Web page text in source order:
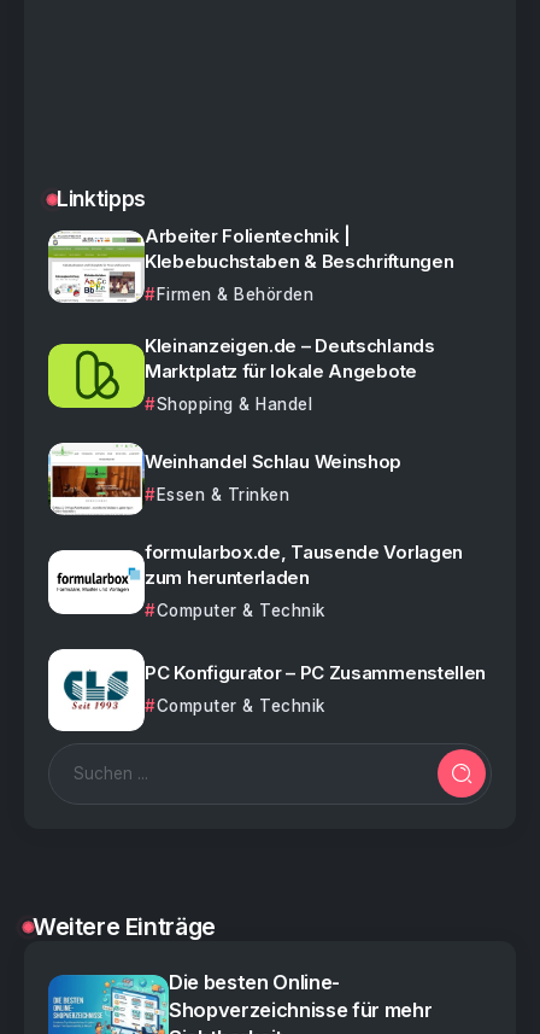
Linktipps
Arbeiter Folientechnik |
Klebebuchstaben & Beschriftungen
Firmen & Behörden
Kleinanzeigen.de – Deutschlands
Marktplatz für lokale Angebote
Shopping & Handel
Weinhandel Schlau Weinshop
Essen & Trinken
formularbox.de, Tausende Vorlagen
zum herunterladen
Computer & Technik
PC Konfigurator – PC Zusammenstellen
Computer & Technik
Weitere Einträge
Die besten Online-
Shopverzeichnisse für mehr